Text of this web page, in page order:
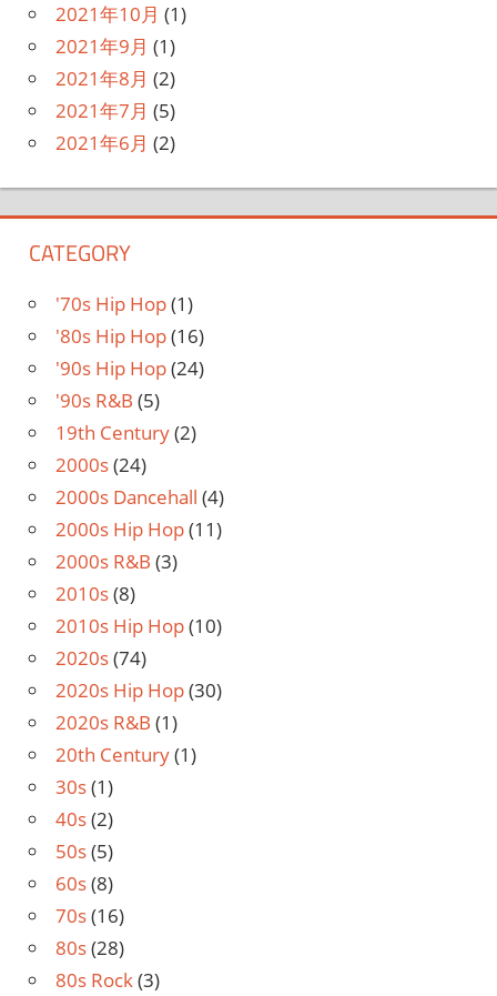
2021年10月 (1)
2021年9月 (1)
2021年8月 (2)
2021年7月 (5)
2021年6月 (2)
CATEGORY
'70s Hip Hop(1)
'80s Hip Hop(16)
'90s Hip Hop(24)
'90s R&B (5)
19th Century(2)
2000s(24)
2000s Dancehall (4)
2000s Hip Hop(11)
2000s R&B (3)
2010s(8)
2010s Hip Hop(10)
2020s(74)
2020s Hip Hop(30)
2020s R&B (1)
20th Century(1)
30s(1)
40s(2)
50s(5)
60s(8)
70s(16)
80s(28)
80s Rock(3)